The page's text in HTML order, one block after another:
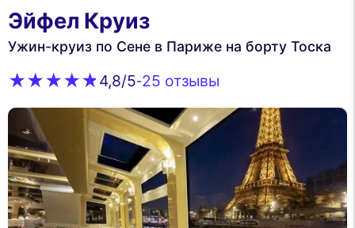
Эйфел Круиз
Ужин-круиз по Сене в Париже на борту Тоска
4,8/5-25 oтзывы